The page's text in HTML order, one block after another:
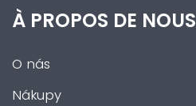
À PROPOS DE NOUS
O nás
Nákupy